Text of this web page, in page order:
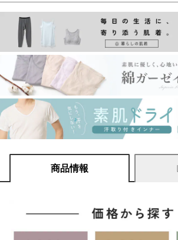
商品情報